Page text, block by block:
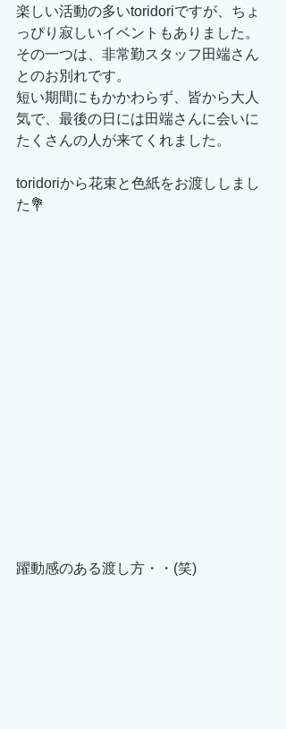
楽しい活動の多いtoridoriですが、ちょ
っぴり寂しいイベントもありました。
その一つは、非常勤スタッフ田端さん
とのお別れです。
短い期間にもかかわらず、皆から大人
気で、最後の日には田端さんに会いに
たくさんの人が来てくれました。
toridoriから花束と色紙をお渡ししまし
た💐
躍動感のある渡し方・・(笑)